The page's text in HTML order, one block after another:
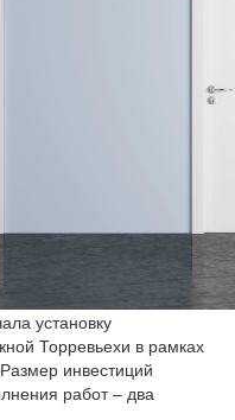
установку
Торревьехи в рамках
инвестиций
работ – два